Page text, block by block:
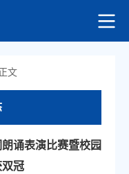
正文
诵表演比赛暨校园
冠